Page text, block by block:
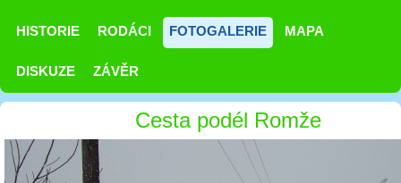
HISTORIE RODÁCI FOTOGALERIE MAPA
DISKUZE ZÁVĚR
Cesta podél Romže